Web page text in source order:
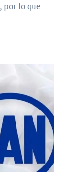
por lo que